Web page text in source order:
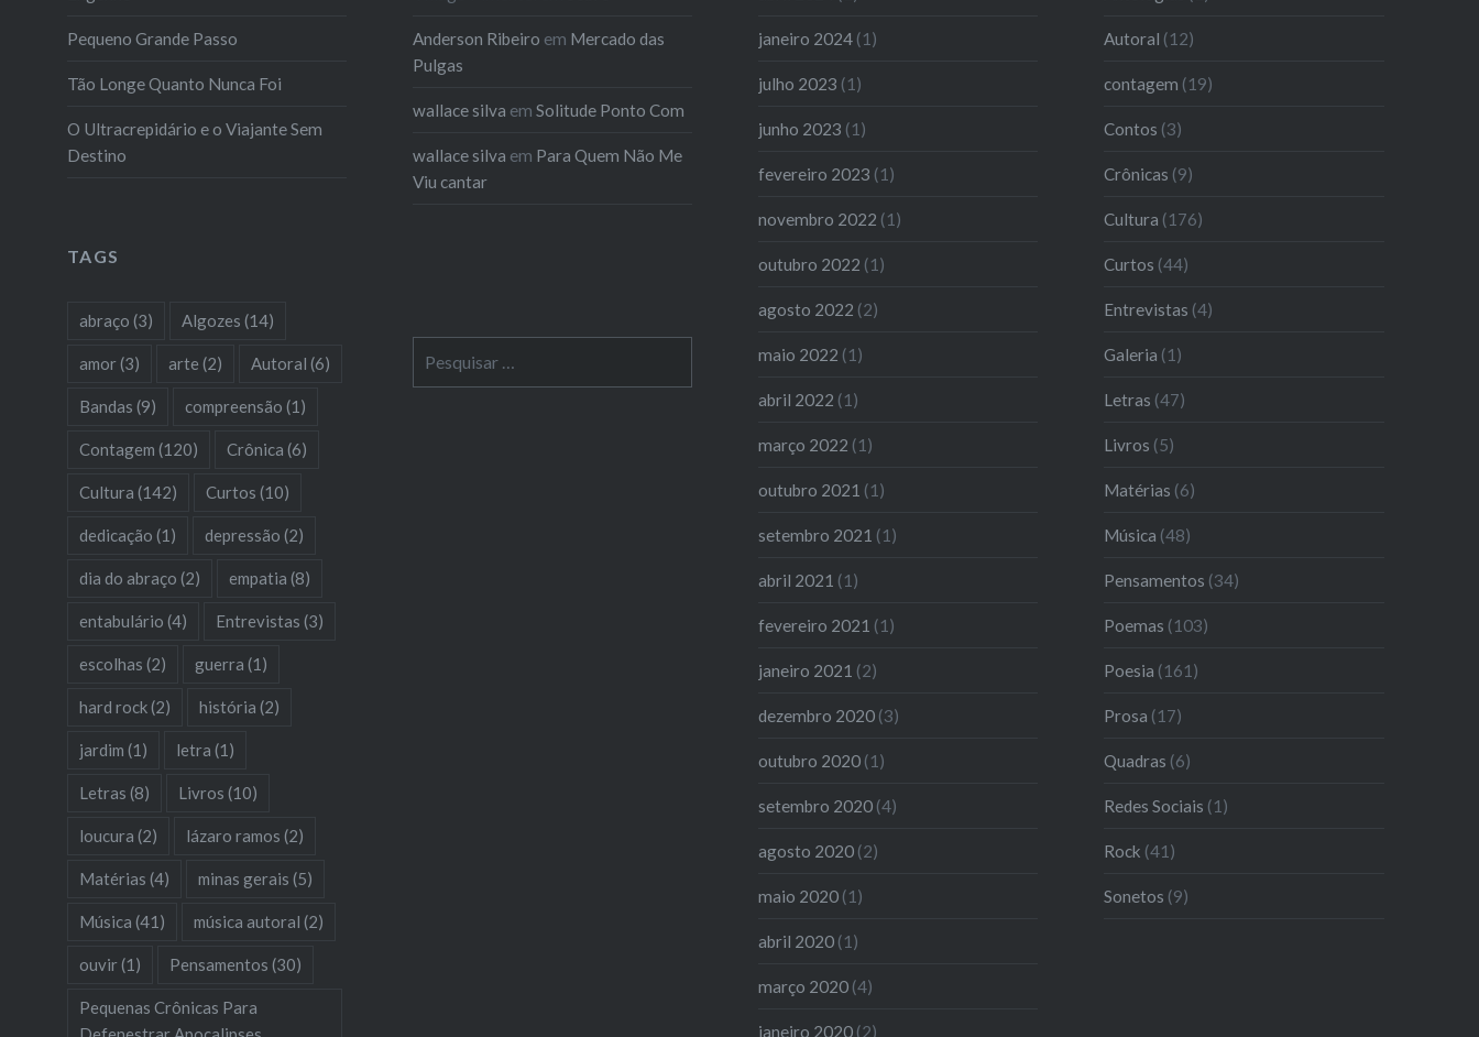
Pequeno Grande Passo
Tão Longe Quanto Nunca Foi
O Ultracrepidário e o Viajante Sem
Destino
Anderson Ribeiro em Mercado das
Pulgas
wallace silva em Solitude Ponto Com
wallace silva em Para Quem Não Me
Viu cantar
janeiro 2024 (1)
julho 2023 (1)
junho 2023 (1)
fevereiro 2023 (1)
novembro 2022 (1)
outubro 2022 (1)
agosto 2022 (2)
maio 2022 (1)
abril 2022 (1)
março 2022 (1)
outubro 2021 (1)
setembro 2021 (1)
abril 2021 (1)
fevereiro 2021 (1)
janeiro 2021 (2)
dezembro 2020 (3)
outubro 2020 (1)
setembro 2020 (4)
agosto 2020 (2)
maio 2020 (1)
abril 2020 (1)
março 2020 (4)
janeiro 2020 (2)
Autoral (12)
contagem (19)
Contos (3)
Crônicas (9)
Cultura (176)
Curtos (44)
Entrevistas (4)
Galeria (1)
Letras (47)
Livros (5)
Matérias (6)
Música (48)
Pensamentos (34)
Poemas (103)
Poesia (161)
Prosa (17)
Quadras (6)
Redes Sociais (1)
Rock (41)
Sonetos (9)
TAGS
abraço (3) Algozes (14)
amor(3) arte (2) Autoral (6)
Bandas (9) compreensão (1)
Contagem (120) Crônica (6)
Cultura (142) Curtos (10)
dedicação (1) depressão (2)
dia do abraço (2) empatia (8)
entabulário (4) Entrevistas (3)
escolhas (2) guerra (1)
hard rock(2) história (2)
jardim (1) letra (1)
Letras (8) Livros (10)
loucura (2) lázaro ramos (2)
Matérias (4) minas gerais (5)
Música (41) música autoral (2)
ouvir(1) Pensamentos (30)
Pequenas Crônicas Para
por: